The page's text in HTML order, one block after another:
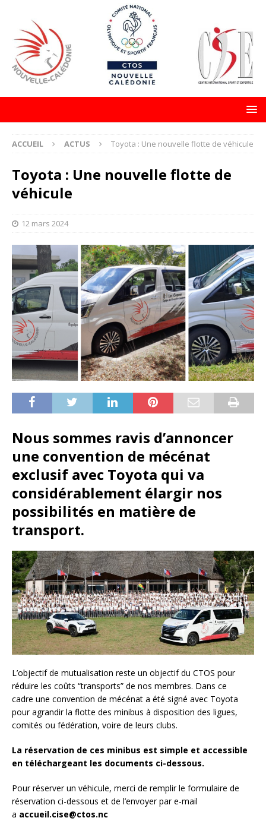
ACCUEIL ACTUS Toyota : Une nouvelle flotte de véhicule
Toyota : Une nouvelle flotte de
véhicule
12 mars 2024
Nous sommes ravis d’annoncer
une convention de mécénat
exclusif avec Toyota qui va
considérablement élargir nos
possibilités en matière de
transport.
L’objectif de mutualisation reste un objectif du CTOS pour
réduire les coûts “transports” de nos membres. Dans ce
cadre une convention de mécénat a été signé avec Toyota
pour agrandir la flotte des minibus à disposition des ligues,
comités ou fédération, voire de leurs clubs.
La réservation de ces minibus est simple et accessible
en téléchargeant les documents ci-dessous.
Pour réserver un véhicule, merci de remplir le formulaire de
réservation ci-dessous et de l’envoyer par e-mail
a accueil.cise@ctos.nc